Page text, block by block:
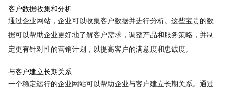
客户数据收集和分析
通过企业网站，企业可以收集客户数据并进行分析。这些宝贵的数
据可以帮助企业更好地了解客户需求，调整产品和服务策略，并制
定更有针对性的营销计划，以提高客户的满意度和忠诚度。
与客户建立长期关系
一个稳定运行的企业网站可以帮助企业与客户建立长期关系。通过